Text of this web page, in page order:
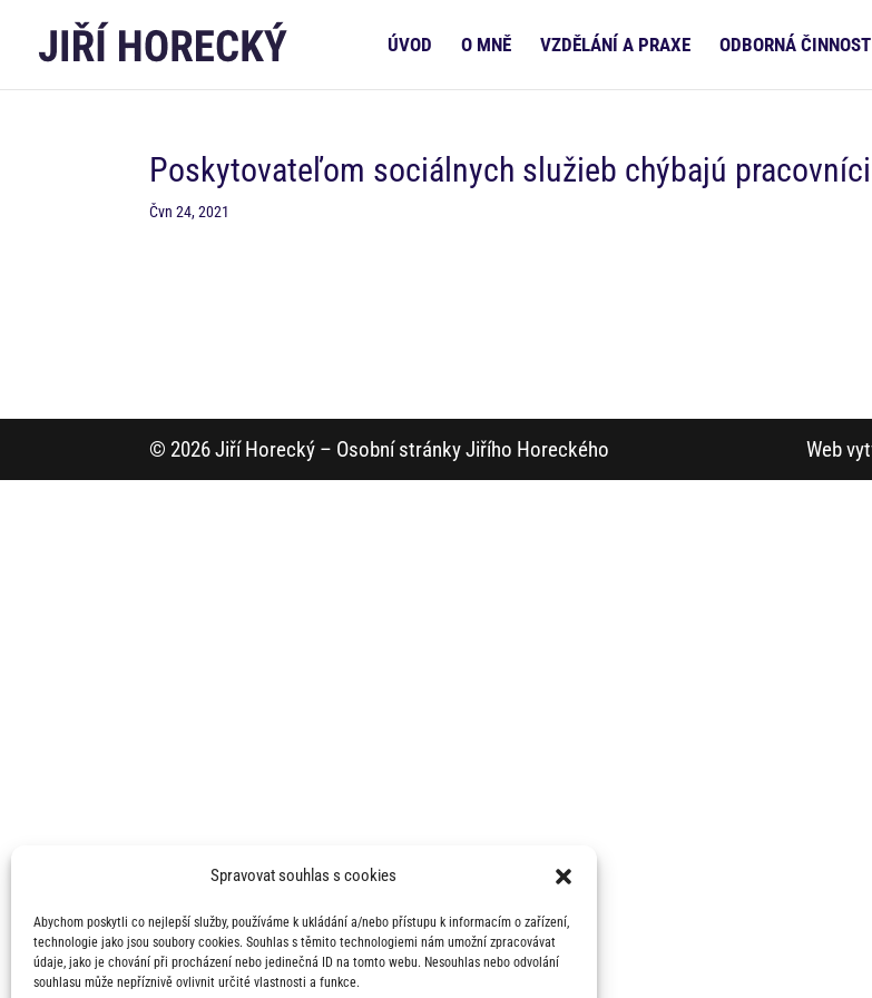
Spravovat souhlas s cookies
Abychom poskytli co nejlepší služby, používáme k ukládání a/nebo přístupu k informacím o zařízení,
technologie jako jsou soubory cookies. Souhlas s těmito technologiemi nám umožní zpracovávat
údaje, jako je chování při procházení nebo jedinečná ID na tomto webu. Nesouhlas nebo odvolání
souhlasu může nepříznivě ovlivnit určité vlastnosti a funkce.
ÚVOD O MNĚ VZDĚLÁNÍ A PRAXE ODBORNÁ ČINNOST
Poskytovateľom sociálnych služieb chýbajú
Čvn 24, 2021
© 2026 Jiří Horecký – Osobní stránky Jiřího Horeckého Web